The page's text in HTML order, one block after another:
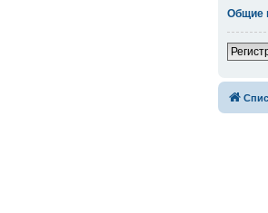
Общие